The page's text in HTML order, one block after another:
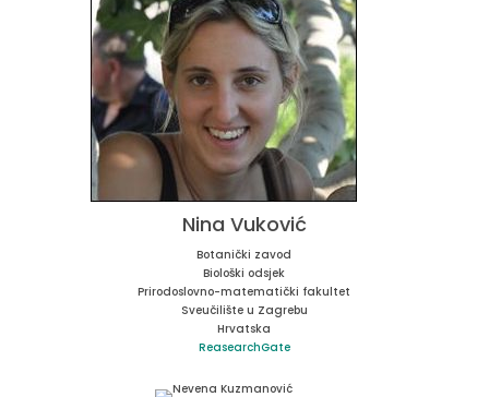
Nina Vuković
Botanički zavod
Biološki odsjek
Prirodoslovno-matematički fakultet
Sveučilište u Zagrebu
Hrvatska
ReasearchGate